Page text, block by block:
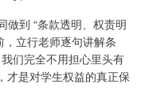
做到 “条款透明、权责明
，立行老师逐句讲解条
们完全不用担心里头有
才是对学生权益的真正保